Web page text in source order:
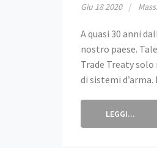
Giu 182020
A quasi 30 anni
nostro paese.
Trade Treaty
di sistemi
LEGGI...